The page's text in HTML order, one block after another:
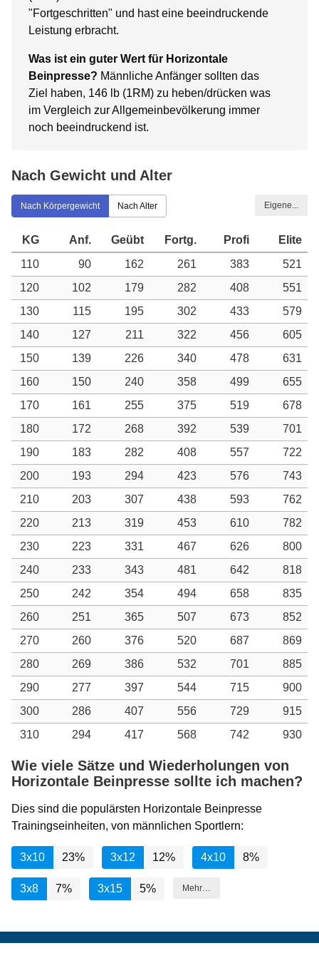
"Fortgeschritten" und hast eine beeindruckende
Leistung erbracht.
Was ist ein guter Wert für Horizontale
Beinpresse? Männliche Anfänger sollten das
Ziel haben, 146 lb (1RM) zu heben/drücken was
im Vergleich zur Allgemeinbevölkerung immer
noch beeindruckend ist.
Nach Gewicht und Alter
Nach Körpergewicht Nach Alter Eigene...
KG Anf. Geübt Fortg. Profi
Elite
110
90 162 261 383
521
120
102 179 282 408
551
130
115 195 302 433
579
140
127 211 322 456
605
150
139 226 340 478
631
160
150 240 358 499
655
170
161 255 375 519
678
180
172 268 392 539
701
190
183 282 408 557
722
200
193 294 423 576
743
210
203 307 438 593
762
220
213 319 453 610
782
230
223 331 467 626
800
240
233 343 481 642
818
250
242 354 494 658
835
260
251 365 507 673
852
270
260 376 520 687
869
280
269 386 532 701
885
290
277 397 544 715
900
300
286 407 556 729
915
310
294 417 568 742 930
Wie viele Sätze und Wiederholungen von
Horizontale Beinpresse sollte ich machen?
Dies sind die populärsten Horizontale Beinpresse
Trainingseinheiten, von männlichen Sportlern:
3x10 23% 3x12 12% 4x10 8%
3x8 7% 3x15 5% Mehr…